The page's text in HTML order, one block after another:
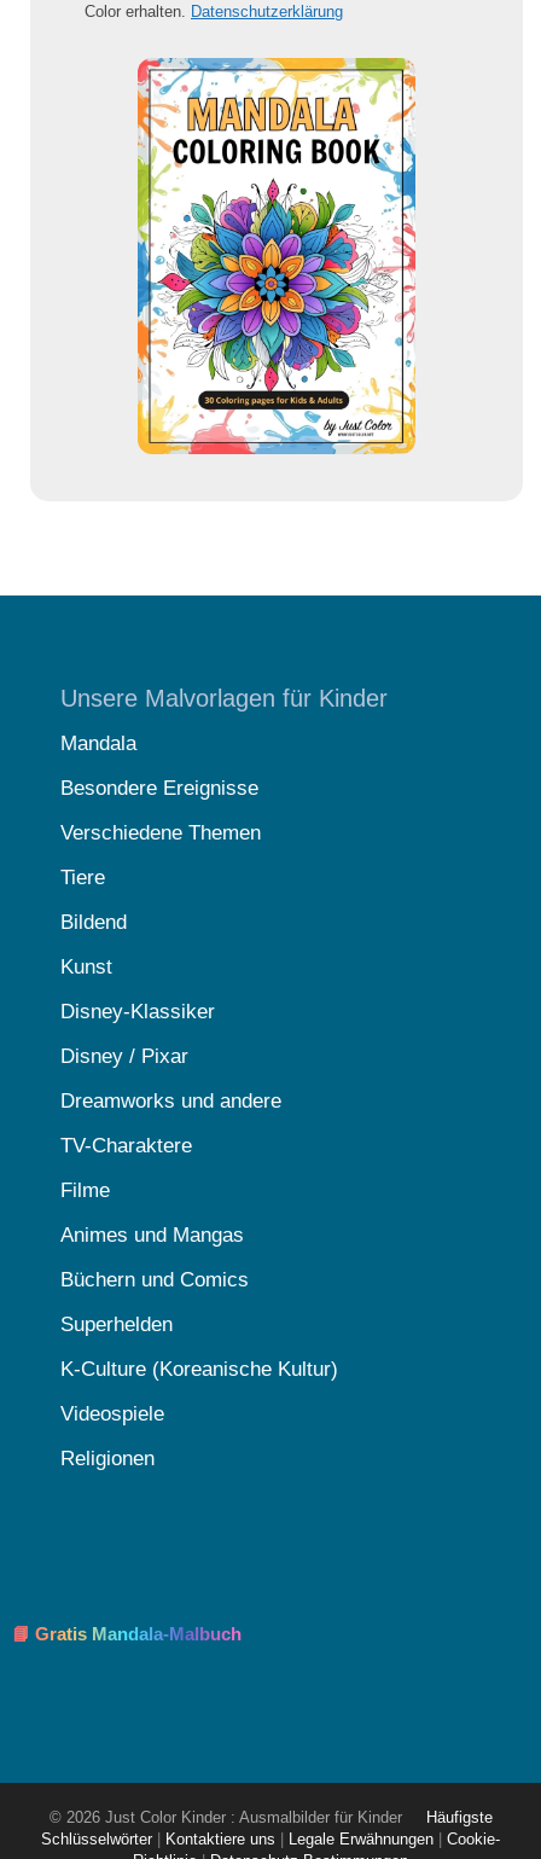
Color erhalten.
Datenschutzerklärung
Unsere Malvorlagen für Kinder
Mandala
Besondere Ereignisse
Verschiedene Themen
Tiere
Bildend
Kunst
Disney-Klassiker
Disney / Pixar
Dreamworks und andere
TV-Charaktere
Filme
Animes und Mangas
Büchern und Comics
Superhelden
K-Culture (Koreanische Kultur)
Videospiele
Religionen
📘 Gratis Mandala-Malbuch
© 2026 Just Color Kinder : Ausmalbilder für Kinder
Häufigste
Schlüsselwörter
Kontaktiere uns Legale Erwähnungen
Cookie-